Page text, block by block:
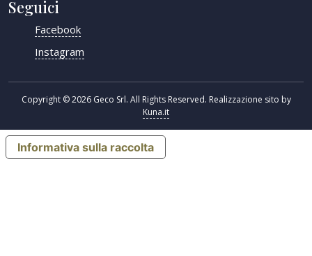
Seguici
Facebook
Instagram
Copyright © 2026 Geco Srl. All Rights Reserved. Realizzazione sito by
Kuna.it
Informativa sulla raccolta